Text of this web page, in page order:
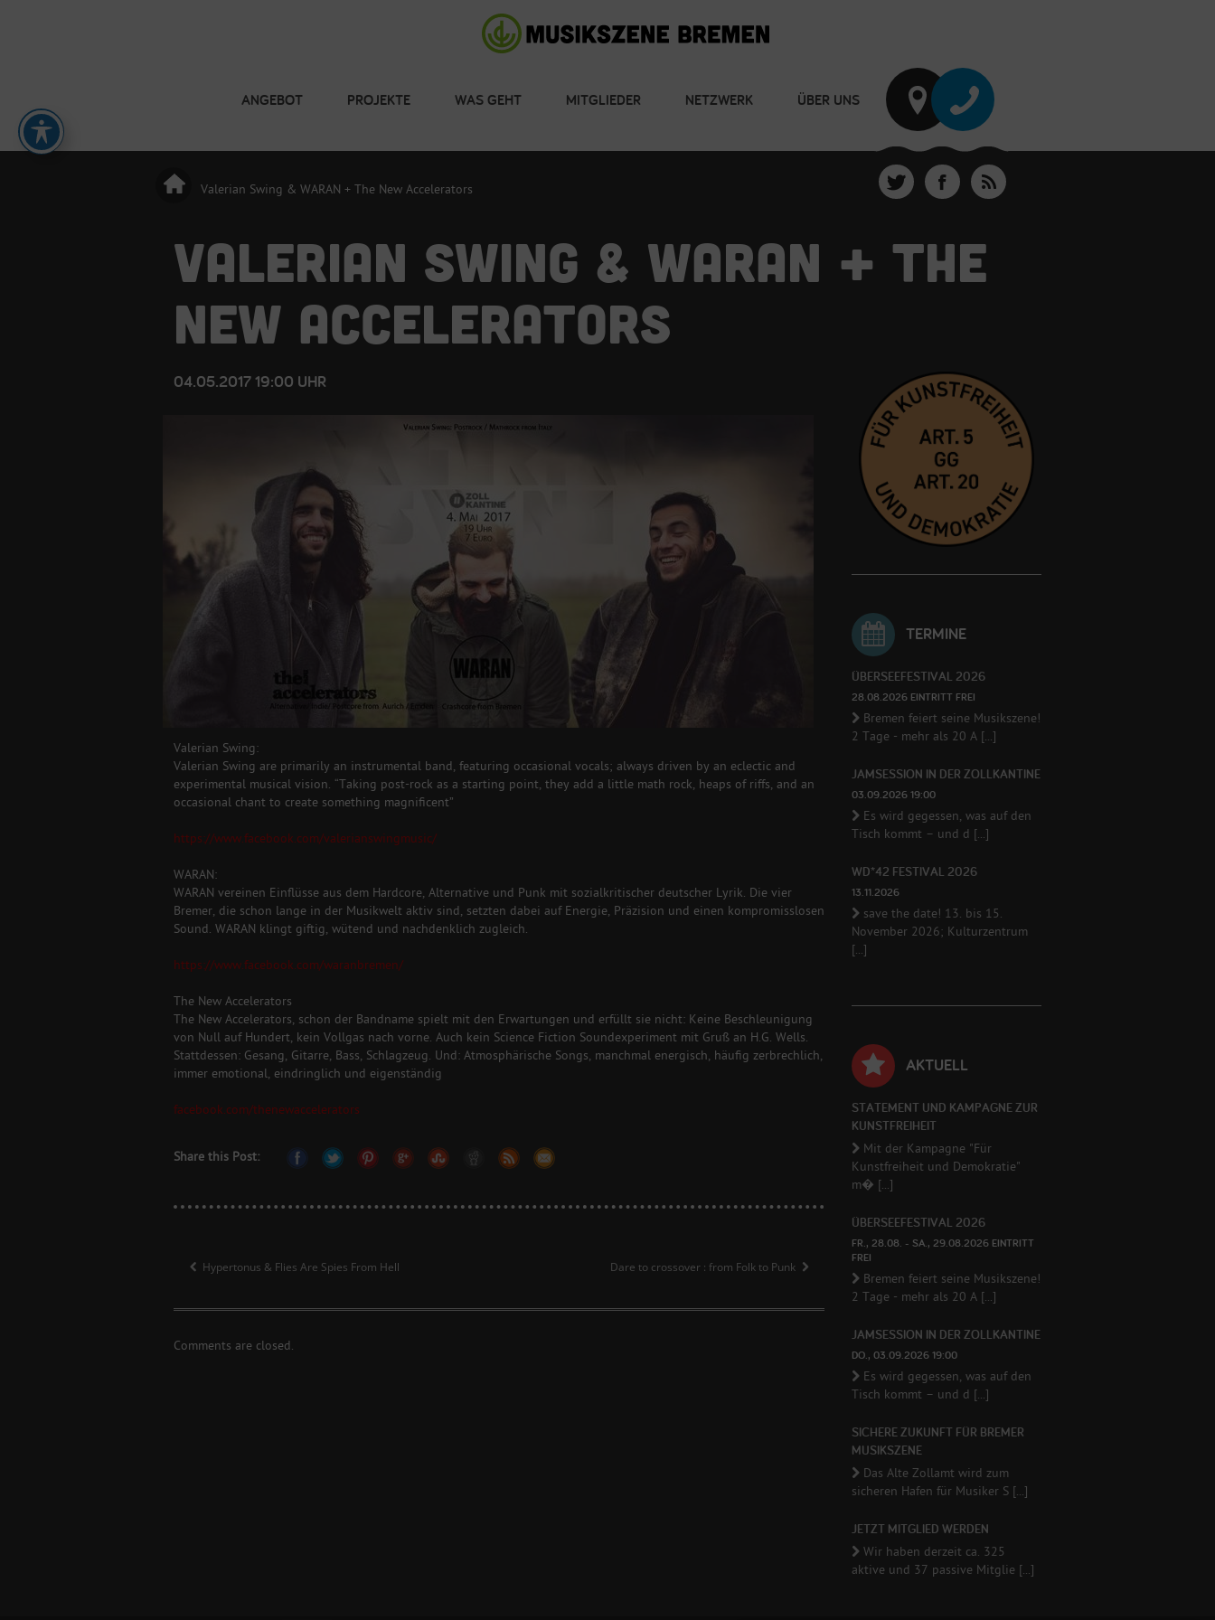
ANGEBOT PROJEKTE WAS GEHT MITGLIEDER NETZWERK ÜBER UNS
Valerian Swing & WARAN + The New Accelerators
VALERIAN SWING & WARAN + THE
NEW ACCELERATORS
04.05.2017 19:00 UHR
Valerian Swing:
Valerian Swing are primarily an instrumental band, featuring occasional vocals; always driven by an eclectic and
experimental musical vision. “Taking post-rock as a starting point, they add a little math rock, heaps of riffs, and an
occasional chant to create something magnificent”
https://www.facebook.com/valerianswingmusic/
WARAN:
WARAN vereinen Einflüsse aus dem Hardcore, Alternative und Punk mit sozialkritischer deutscher Lyrik. Die vier
Bremer, die schon lange in der Musikwelt aktiv sind, setzten dabei auf Energie, Präzision und einen kompromisslosen
Sound. WARAN klingt giftig, wütend und nachdenklich zugleich.
https://www.facebook.com/waranbremen/
The New Accelerators
The New Accelerators, schon der Bandname spielt mit den Erwartungen und erfüllt sie nicht: Keine Beschleunigung
von Null auf Hundert, kein Vollgas nach vorne. Auch kein Science Fiction Soundexperiment mit Gruß an H.G. Wells.
Stattdessen: Gesang, Gitarre, Bass, Schlagzeug. Und: Atmosphärische Songs, manchmal energisch, häufig zerbrechlich,
immer emotional, eindringlich und eigenständig
facebook.com/thenewaccelerators
Share this Post:
Hypertonus & Flies Are Spies From Hell Dare to crossover : from Folk to Punk
Comments are closed.
TERMINE
ÜBERSEEFESTIVAL 2026
28.08.2026 EINTRITT FREI
Bremen feiert seine Musikszene!
2 Tage - mehr als 20 A [...]
JAMSESSION IN DER ZOLLKANTINE
03.09.2026 19:00
Es wird gegessen, was auf den
Tisch kommt – und d [...]
WD*42 FESTIVAL 2026
13.11.2026
save the date! 13. bis 15.
November 2026; Kulturzentrum
[...]
AKTUELL
STATEMENT UND KAMPAGNE ZUR
KUNSTFREIHEIT
Mit der Kampagne "Für
Kunstfreiheit und Demokratie"
m� [...]
ÜBERSEEFESTIVAL 2026
FR., 28.08. - SA., 29.08.2026 EINTRITT
FREI
Bremen feiert seine Musikszene!
2 Tage - mehr als 20 A [...]
JAMSESSION IN DER ZOLLKANTINE
DO., 03.09.2026 19:00
Es wird gegessen, was auf den
Tisch kommt – und d [...]
SICHERE ZUKUNFT FÜR BREMER
MUSIKSZENE
Das Alte Zollamt wird zum
sicheren Hafen für Musiker S [...]
JETZT MITGLIED WERDEN
Wir haben derzeit ca. 325
aktive und 37 passive Mitglie [...]